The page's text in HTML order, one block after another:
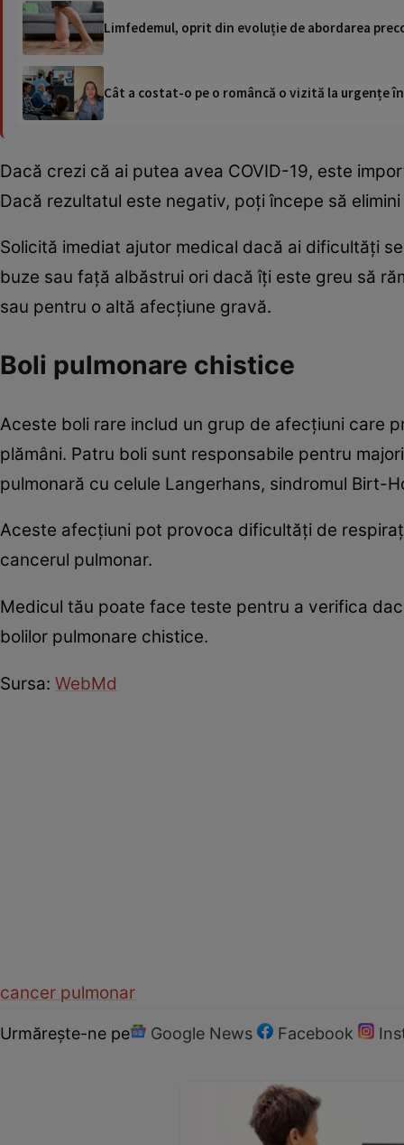
Limfedemul, oprit din evoluție de abordarea
Cât a costat-o pe o româncă o vizită la urgențe
Dacă crezi că ai putea avea COVID-19, este
Dacă rezultatul este negativ, poți începe să
Solicită imediat ajutor medical dacă ai dificultăți
buze sau față albăstrui ori dacă îți este greu să
sau pentru o altă afecțiune gravă.
Boli pulmonare chistice
Aceste boli rare includ un grup de afecțiuni care
plămâni. Patru boli sunt responsabile pentru
pulmonară cu celule Langerhans, sindromul Birt-
Aceste afecțiuni pot provoca dificultăți de
cancerul pulmonar.
Medicul tău poate face teste pentru a verifica
bolilor pulmonare chistice.
Sursa: WebMd
cancer pulmonar
Urmărește-ne pe Google News Facebook